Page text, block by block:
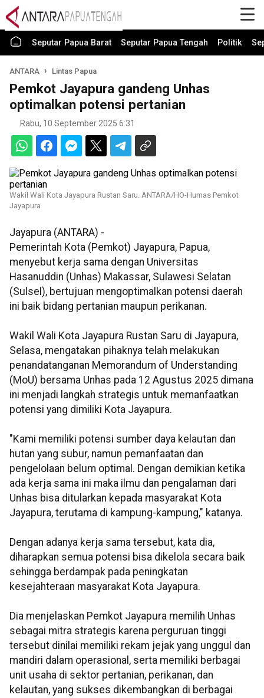
Seputar Papua Barat Seputar Papua Tengah Politik
ANTARA Lintas Papua
Pemkot Jayapura gandeng Unhas
optimalkan potensi pertanian
Rabu, 10 September 2025 6:31
Wakil Wali Kota Jayapura Rustan Saru. ANTARA/HO-Humas Pemkot
Jayapura
Jayapura (ANTARA) -
Pemerintah Kota (Pemkot) Jayapura, Papua,
menyebut kerja sama dengan Universitas
Hasanuddin (Unhas) Makassar, Sulawesi Selatan
(Sulsel), bertujuan mengoptimalkan potensi daerah
ini baik bidang pertanian maupun perikanan.
Wakil Wali Kota Jayapura Rustan Saru di Jayapura,
Selasa, mengatakan pihaknya telah melakukan
penandatanganan Memorandum of Understanding
(MoU) bersama Unhas pada 12 Agustus 2025 dimana
ini menjadi langkah strategis untuk memanfaatkan
potensi yang dimiliki Kota Jayapura.
"Kami memiliki potensi sumber daya kelautan dan
hutan yang subur, namun pemanfaatan dan
pengelolaan belum optimal. Dengan demikian ketika
ada kerja sama ini maka ilmu dan pengalaman dari
Unhas bisa ditularkan kepada masyarakat Kota
Jayapura, terutama di kampung-kampung," katanya.
Dengan adanya kerja sama tersebut, kata dia,
diharapkan semua potensi bisa dikelola secara baik
sehingga berdampak pada peningkatan
kesejahteraan masyarakat Kota Jayapura.
Dia menjelaskan Pemkot Jayapura memilih Unhas
sebagai mitra strategis karena perguruan tinggi
tersebut dinilai memiliki rekam jejak yang unggul dan
mandiri dalam operasional, serta memiliki berbagai
unit usaha di sektor pertanian, perikanan, dan
kelautan, yang sukses dikembangkan di berbagai